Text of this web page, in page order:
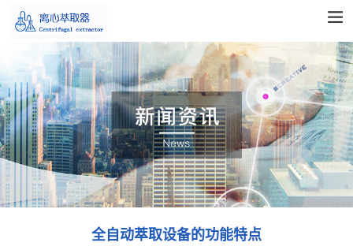
全自动萃取设备的功能特点